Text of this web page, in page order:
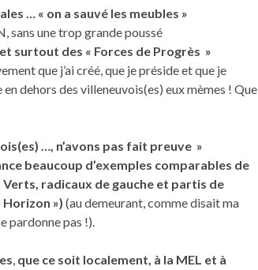
… « on a sauvé les meubles »
sans une trop grande poussé
et surtout des « Forces de Progrès »
que j’ai créé, que je préside et que je
dehors des villeneuvois(es) eux mèmes ! Que
…, n’avons pas fait preuve »
beaucoup d’exemples comparables de
radicaux de gauche et partis de
») (au demeurant, comme disait ma
pardonne pas !).
, que ce soit localement, à la MEL et à